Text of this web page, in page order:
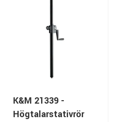
K&M 21339 -
Högtalarstativrör